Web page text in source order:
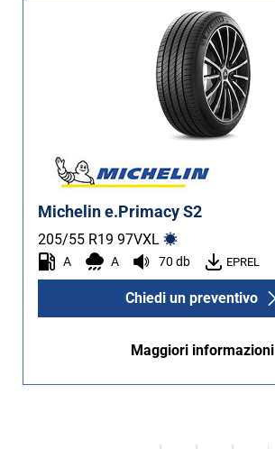
Michelin e.Primacy S2
205/55 R19 97VXL
A A 70 db EPREL
Chiedi un preventivo
Maggiori informazioni